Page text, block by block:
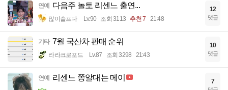
연예 다음주 놀토 리센느 출연...
많이슬프다 Lv.90 조회 3113 추천 7 21:48
12
댓글
기타 7월 국산차 판매 순위
라라크로포드 Lv.87 조회 3298 21:43
10
댓글
연예 리센느 쫑알대는 메이 7